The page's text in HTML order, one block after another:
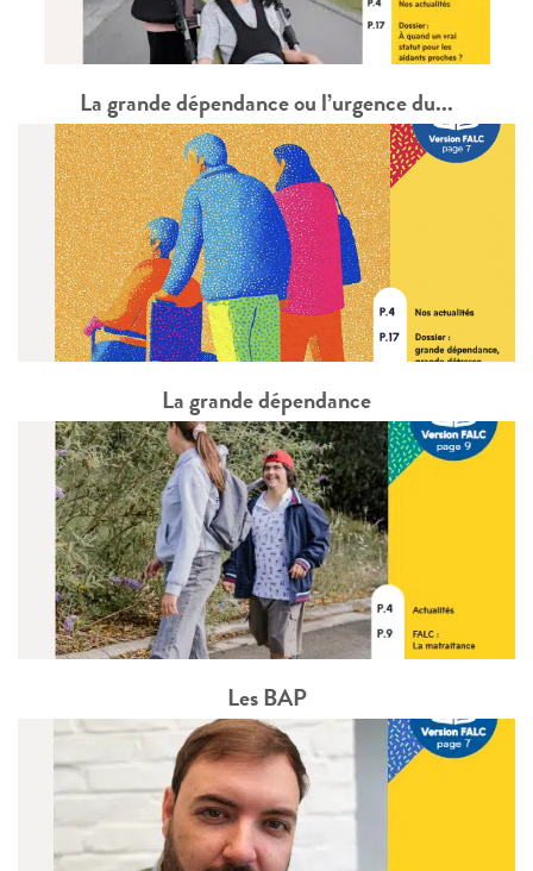
La grande dépendance ou l’urgence du...
La grande dépendance
Les BAP